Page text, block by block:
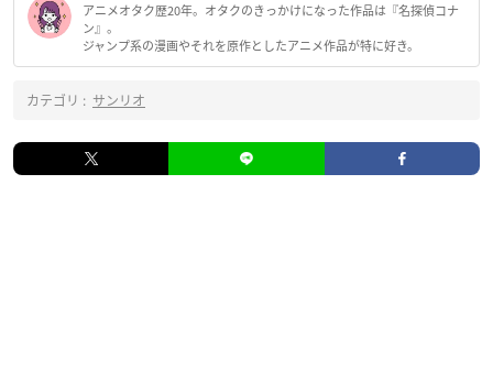
アニメオタク歴20年。オタクのきっかけになった作品は『名探偵コナ
ン』。
ジャンプ系の漫画やそれを原作としたアニメ作品が特に好き。
カテゴリ : サンリオ